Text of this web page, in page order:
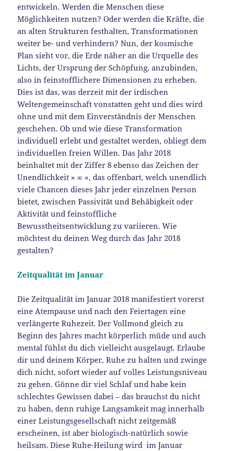
entwickeln. Werden die Menschen diese
Möglichkeiten nutzen? Oder werden die Kräfte, die
an alten Strukturen festhalten, Transformationen
weiter be- und verhindern? Nun, der kosmische
Plan sieht vor, die Erde näher an die Urquelle des
Lichts, der Ursprung der Schöpfung, anzubinden,
also in feinstofflichere Dimensionen zu erheben.
Dies ist das, was derzeit mit der irdischen
Weltengemeinschaft vonstatten geht und dies wird
ohne und mit dem Einverständnis der Menschen
geschehen. Ob und wie diese Transformation
individuell erlebt und gestaltet werden, obliegt dem
individuellen freien Willen. Das Jahr 2018
beinhaltet mit der Ziffer 8 ebenso das Zeichen der
Unendlichkeit » ∞ «, das offenbart, welch unendlich
viele Chancen dieses Jahr jeder einzelnen Person
bietet, zwischen Passivität und Behäbigkeit oder
Aktivität und feinstoffliche
Bewusstheitsentwicklung zu variieren. Wie
möchtest du deinen Weg durch das Jahr 2018
gestalten?
Zeitqualität im Januar
Die Zeitqualität im Januar 2018 manifestiert vorerst
eine Atempause und nach den Feiertagen eine
verlängerte Ruhezeit. Der Vollmond gleich zu
Beginn des Jahres macht körperlich müde und auch
mental fühlst du dich vielleicht ausgelaugt. Erlaube
dir und deinem Körper, Ruhe zu halten und zwinge
dich nicht, sofort wieder auf volles Leistungsniveau
zu gehen. Gönne dir viel Schlaf und habe kein
schlechtes Gewissen dabei – das brauchst du nicht
zu haben, denn ruhige Langsamkeit mag innerhalb
einer Leistungsgesellschaft nicht zeitgemäß
erscheinen, ist aber biologisch-natürlich sowie
heilsam. Diese Ruhe-Heilung wird im Januar